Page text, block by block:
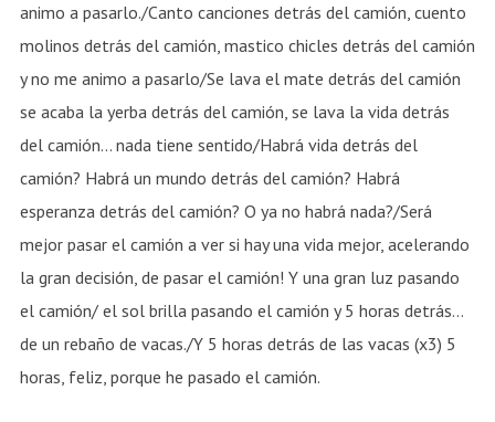
animo a pasarlo./Canto canciones detrás del camión, cuento
molinos detrás del camión, mastico chicles detrás del camión
y no me animo a pasarlo/Se lava el mate detrás del camión
se acaba la yerba detrás del camión, se lava la vida detrás
del camión… nada tiene sentido/Habrá vida detrás del
camión? Habrá un mundo detrás del camión? Habrá
esperanza detrás del camión? O ya no habrá nada?/Será
mejor pasar el camión a ver si hay una vida mejor, acelerando
la gran decisión, de pasar el camión! Y una gran luz pasando
el camión/ el sol brilla pasando el camión y 5 horas detrás…
de un rebaño de vacas./Y 5 horas detrás de las vacas (x3) 5
horas, feliz, porque he pasado el camión.